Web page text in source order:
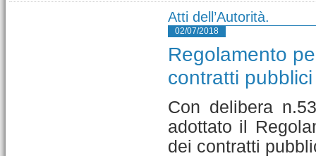
Atti dell’Autorità.
02/07/2018
Regolamento
contratti
Con delibera
adottato il
dei contratti